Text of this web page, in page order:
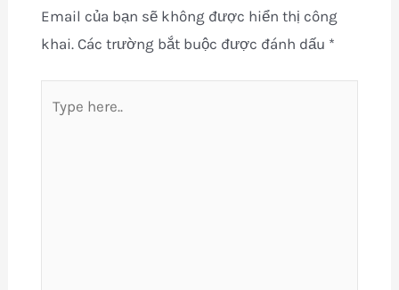
Email của bạn sẽ không được hiển thị công
khai. Các trường bắt buộc được đánh dấu *
here..